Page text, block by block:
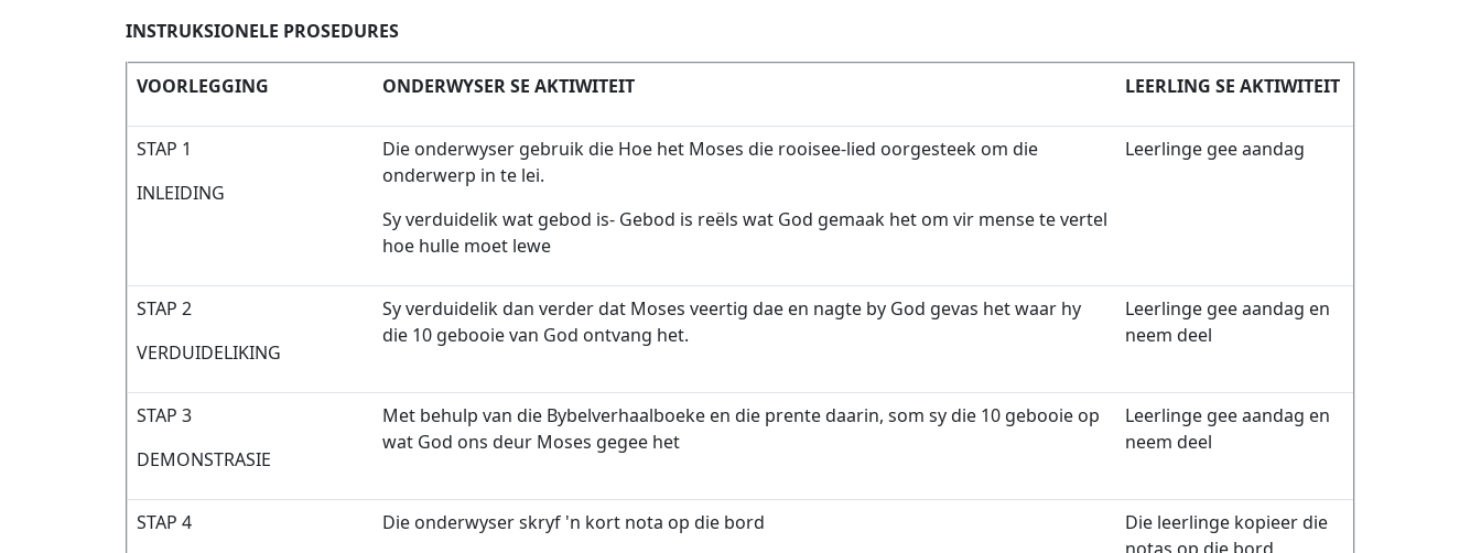
INSTRUKSIONELE PROSEDURES
VOORLEGGING ONDERWYSER SE AKTIWITEIT LEERLING SE AKTIWITEIT
STAP 1
INLEIDING
Die onderwyser gebruik die Hoe het Moses die rooisee-lied oorgesteek om die
onderwerp in te lei.
Sy verduidelik wat gebod is- Gebod is reëls wat God gemaak het om vir mense te vertel
hoe hulle moet lewe
Leerlinge gee aandag
STAP 2
VERDUIDELIKING
Sy verduidelik dan verder dat Moses veertig dae en nagte by God gevas het waar hy
die 10 gebooie van God ontvang het.
Leerlinge gee aandag en
neem deel
STAP 3
DEMONSTRASIE
Met behulp van die Bybelverhaalboeke en die prente daarin, som sy die 10 gebooie op
wat God ons deur Moses gegee het
Leerlinge gee aandag en
neem deel
STAP 4
Die onderwyser skryf 'n kort nota op die bord
Die leerlinge kopieer die